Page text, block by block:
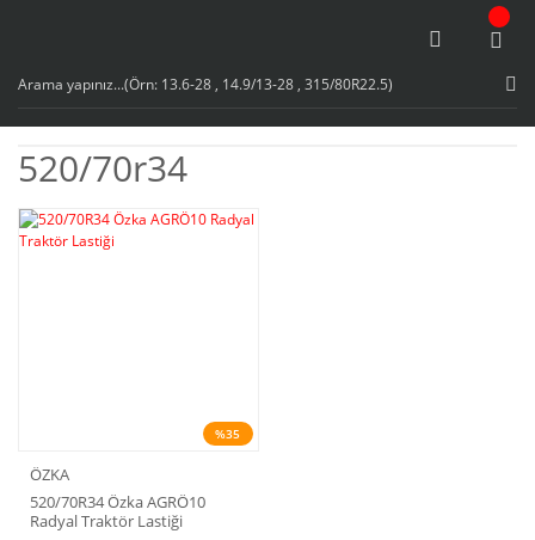
520/70r34
%35
ÖZKA
520/70R34 Özka AGRÖ10
Radyal Traktör Lastiği